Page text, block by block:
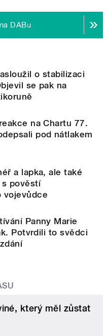
DABu
o stabilizaci
se pak na
na Chartu 77.
pod nátlakem
a lapka, ale také
pověstí
vojevůdce
Panny Marie
Potvrdili to svědci
který měl zůstat